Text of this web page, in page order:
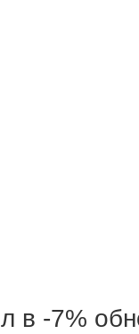
в -7%